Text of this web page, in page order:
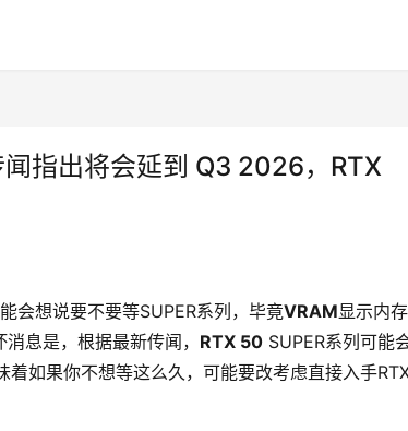
指出将会延到 Q3 2026，RTX
会想说要不要等SUPER系列，毕竟VRAM显示内
息是，根据最新传闻， RTX 50 SUPER系列可能
如果你不想等这么久，可能要改考虑直接入手